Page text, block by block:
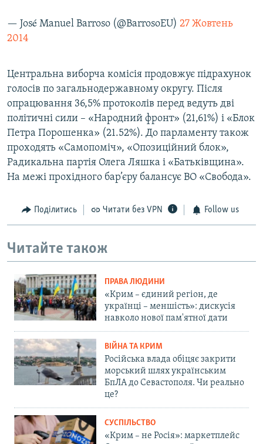
— José Manuel Barroso (@BarrosoEU) 27 Жовтень
2014
Центральна виборча комісія продовжує підрахунок
голосів по загальнодержавному округу. Після
опрацювання 36,5% протоколів перед ведуть дві
політичні сили – «Народний фронт» (21,61%) і «Блок
Петра Порошенка» (21.52%). До парламенту також
проходять «Самопоміч», «Опозиційний блок»,
Радикальна партія Олега Ляшка і «Батьківщина».
На межі прохідного бар’єру балансує ВО «Свобода».
Поділитись Читати без VPN Follow us
Читайте також
ПРАВА ЛЮДИНИ
«Крим – єдиний регіон, де
українці – меншість»: дискусія
навколо нової пам'ятної дати
ВІЙНА ТА КРИМ
Російська влада обіцяє закрити
морський шлях українським
БпЛА до Севастополя. Чи реально
це?
СУСПІЛЬСТВО
«Крим – не Росія»: маркетплейс